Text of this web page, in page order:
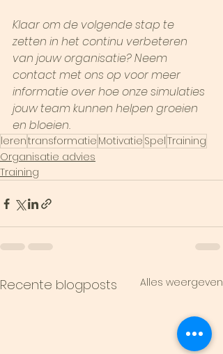
Klaar om de volgende stap te
zetten in het continu verbeteren
van jouw organisatie? Neem
contact met ons op voor meer
informatie over hoe onze simulaties
jouw team kunnen helpen groeien
en bloeien.
lerentransformatie Motivatie SpelTraining
Organisatie advies
Training
Recente blogposts Alles weergeven